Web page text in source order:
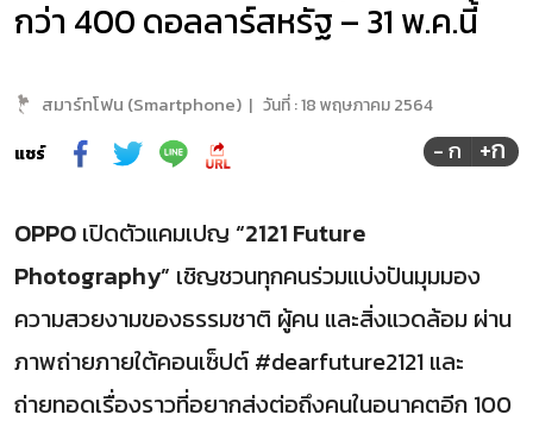
กว่า 400 ดอลลาร์สหรัฐ – 31 พ.ค.นี้
สมาร์ทโฟน (Smartphone) | วันที่ :18 พฤษภาคม 2564
แชร์
- ก +ก
OPPO เปิดตัวแคมเปญ “2121 Future
Photography” เชิญชวนทุกคนร่วมแบ่งปันมุมมอง
ความสวยงามของธรรมชาติ ผู้คน และสิ่งแวดล้อม ผ่าน
ภาพถ่ายภายใต้คอนเซ็ปต์ #dearfuture2121 และ
ถ่ายทอดเรื่องราวที่อยากส่งต่อถึงคนในอนาคตอีก 100